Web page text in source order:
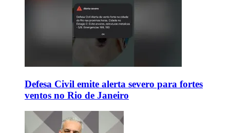
Defesa Civil emite alerta severo para fortes
ventos no Rio de Janeiro